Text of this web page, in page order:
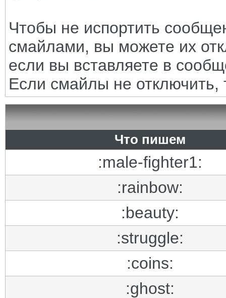
Чтобы не испортить
смайлами, вы можете их
если вы вставляете в
Если смайлы не отключить,
Что пишем
:male-fighter1:
:rainbow:
:beauty:
:struggle:
:coins:
:ghost: